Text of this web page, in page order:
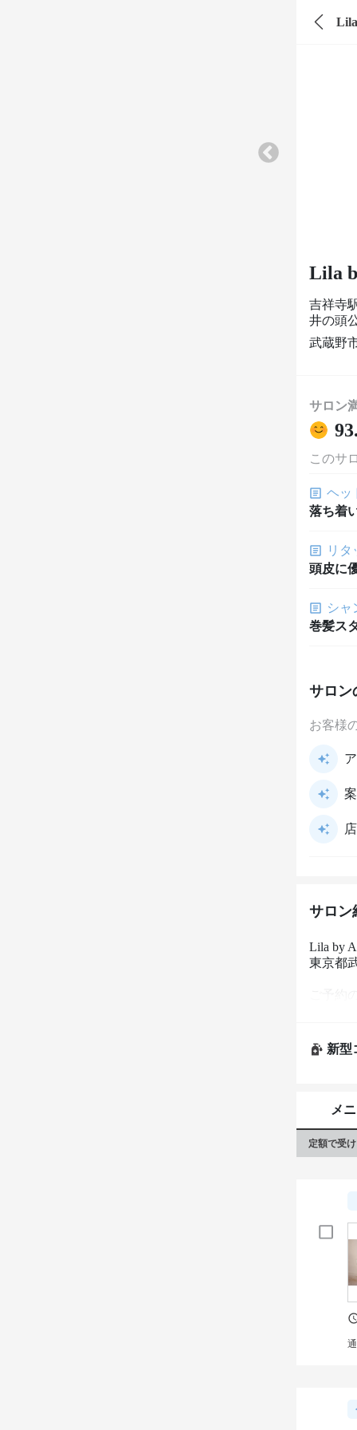
Lila
吉祥寺
井の頭
武蔵野
サロン
このサ
ヘッ
落ち着
リタ
頭皮に
シャ
巻髪ス
サロン
お客様
サロン
Lila by
東京都
【コロ
トレン
新型
メ
定額で受